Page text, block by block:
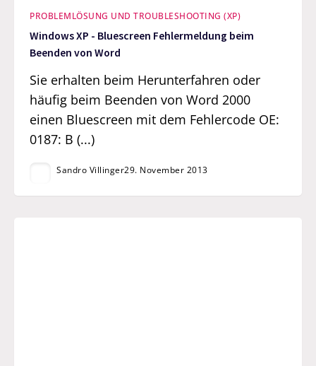
PROBLEMLÖSUNG UND TROUBLESHOOTING (XP)
Windows XP - Bluescreen Fehlermeldung beim
Beenden von Word
Sie erhalten beim Herunterfahren oder
häufig beim Beenden von Word 2000
einen Bluescreen mit dem Fehlercode OE:
0187: B (...)
Sandro Villinger29. November 2013